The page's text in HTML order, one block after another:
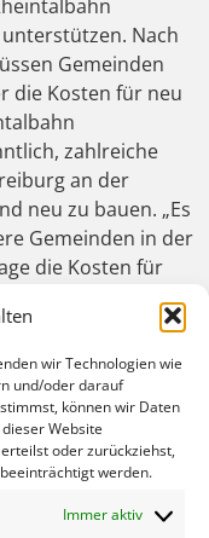
wir Technologien wie
und/oder darauf
können wir Daten
Website
oder zurückziehst,
werden.
Immer aktiv
Nach
Gemeinden
die Kosten für neu
zahlreiche
an der
neu zu bauen. „Es
Gemeinden in der
die Kosten für
stellt Fechner
fest. Deshalb
zum
ihre nach
bezahlenden
„Die
Lage und bekämen